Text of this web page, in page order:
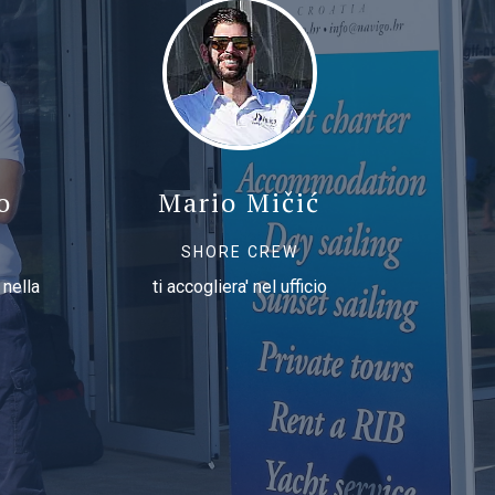
Mario Mičić
SHORE CREW
ti accogliera' nel ufficio
se hai